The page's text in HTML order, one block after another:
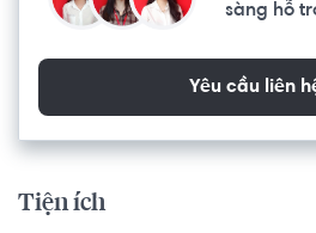
sàng hỗ
Yêu cầu liên
Tiện ích